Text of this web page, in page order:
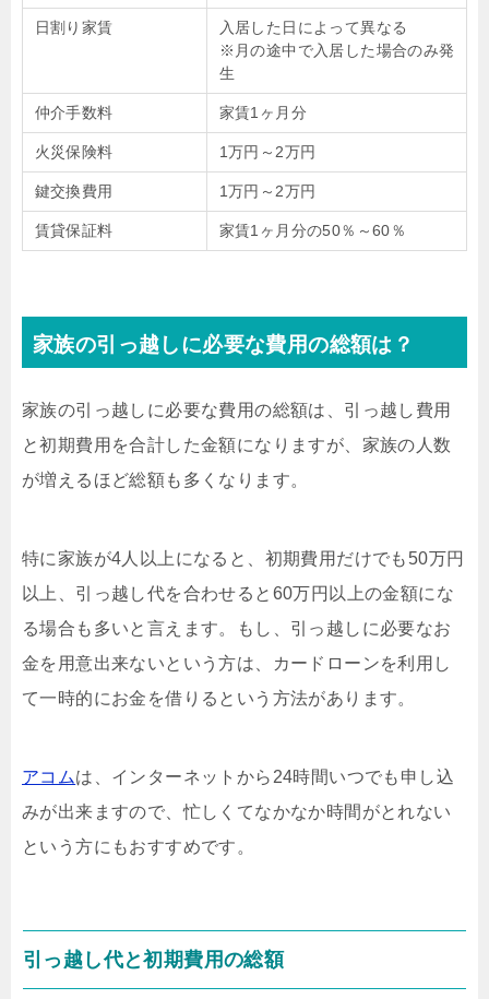
日割り家賃
入居した日によって異なる
※月の途中で入居した場合のみ発
生
仲介手数料 家賃1ヶ月分
火災保険料 1万円～2万円
鍵交換費用 1万円～2万円
賃貸保証料 家賃1ヶ月分の50％～60％
家族の引っ越しに必要な費用の総額は？
家族の引っ越しに必要な費用の総額は、引っ越し費用
と初期費用を合計した金額になりますが、家族の人数
が増えるほど総額も多くなります。
特に家族が4人以上になると、初期費用だけでも50万円
以上、引っ越し代を合わせると60万円以上の金額にな
る場合も多いと言えます。もし、引っ越しに必要なお
金を用意出来ないという方は、カードローンを利用し
て一時的にお金を借りるという方法があります。
アコムは、インターネットから24時間いつでも申し込
みが出来ますので、忙しくてなかなか時間がとれない
という方にもおすすめです。
引っ越し代と初期費用の総額